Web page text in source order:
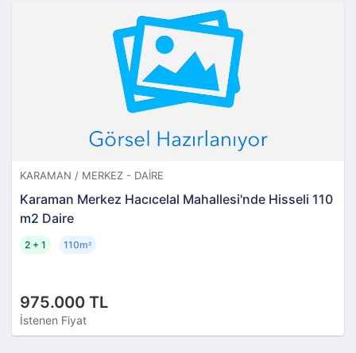
KARAMAN / MERKEZ - DAIRE
Karaman Merkez Hacıcelal Mahallesi'nde Hisseli 110
m2 Daire
975.000 TL
İstenen Fiyat
2 + 1 110m²